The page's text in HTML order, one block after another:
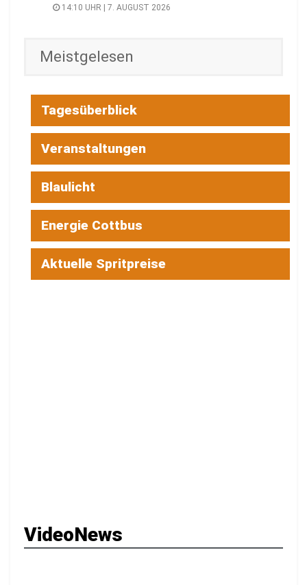
14:10 UHR | 7. AUGUST 2026
Meistgelesen
Tagesüberblick
Veranstaltungen
Blaulicht
Energie Cottbus
Aktuelle Spritpreise
VideoNews